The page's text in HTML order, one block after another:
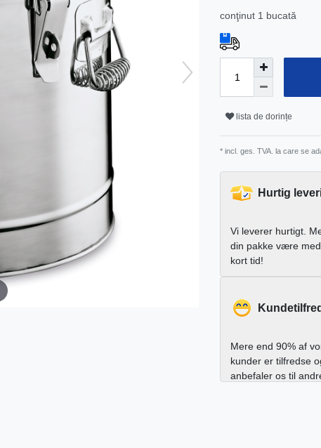
conţinut 1 bucată
lista de dorințe
* incl. ges. TVA. la care se
Hurtig
Vi leverer hurtigt.
din pakke være
kort tid!
Mere end 90% af
kunder er tilfredse
anbefaler os til